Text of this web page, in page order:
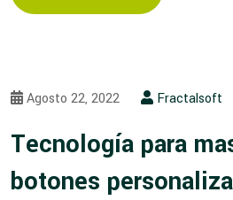
Agosto 22, 2022 Fractalsoft
Tecnología para
botones